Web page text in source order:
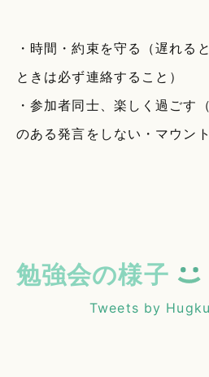
・時間・約束を守る（遅れる
ときは必ず連絡すること）
・参加者同士、楽しく過ごす
のある発言をしない・マウン
勉強会の様子
Tweets by